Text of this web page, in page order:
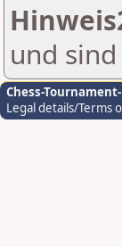
und
Chess-
Legal details/Terms